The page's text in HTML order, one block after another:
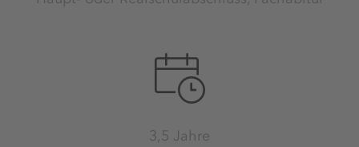
3,5 Jahre